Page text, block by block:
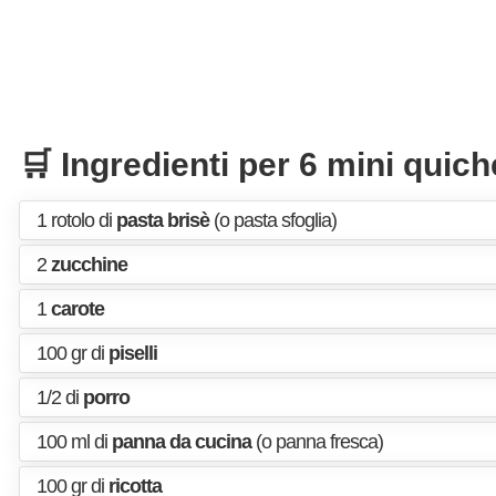
🛒 Ingredienti per 6 mini
1 rotolo di pasta brisè(o pasta sfoglia)
2 zucchine
1carote
100 gr di piselli
1/2 di porro
100 ml di panna da cucina(o panna fresca)
100 gr di ricotta